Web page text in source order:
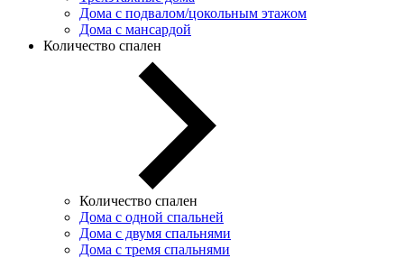
Дома с подвалом/цокольным этажом
Дома с мансардой
Количество спален
Количество спален
Дома с одной спальней
Дома с двумя спальнями
Дома с тремя спальнями